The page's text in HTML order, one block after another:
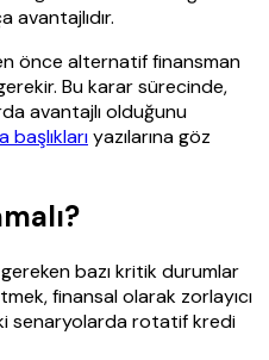
önce alternatif finansman
Bu karar sürecinde,
avantajlı olduğunu
başlıklarıyazılarına göz
bazı kritik durumlar
finansal olarak zorlayıcı
senaryolarda rotatif kredi